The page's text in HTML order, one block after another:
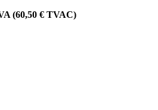
(60,50 € TVAC)